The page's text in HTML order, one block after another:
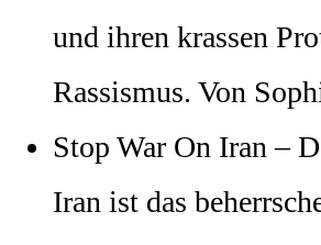
und ihren krassen
Rassismus. Von
Stop War On Iran –
Iran ist das